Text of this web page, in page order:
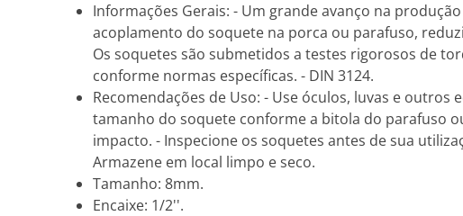
Informações Gerais: - Um grande avanço na
acoplamento do soquete na porca ou parafuso,
Os soquetes são submetidos a testes rigorosos de
conforme normas específicas. - DIN 3124.
Recomendações de Uso: - Use óculos, luvas e
tamanho do soquete conforme a bitola do parafuso
impacto. - Inspecione os soquetes antes de sua
Armazene em local limpo e seco.
Tamanho: 8mm.
Encaixe: 1/2''.